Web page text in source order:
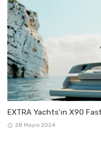
EXTRA Yachts’ın X90
28 Mayıs 2024